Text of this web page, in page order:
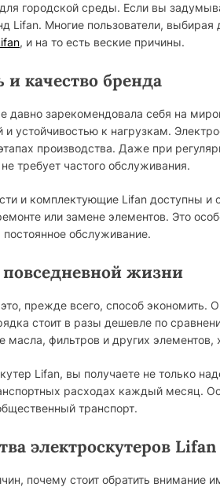
городской среды. Если вы
Lifan. Многие пользователи,
, и на то есть веские причины.
качество бренда
давно зарекомендовала себя на
устойчивостью к нагрузкам.
производства. Даже при
требует частого обслуживания.
и комплектующие Lifan доступны и
или замене элементов. Это
обслуживание.
жизни
прежде всего, способ экономить.
стоит в разы дешевле по
масла, фильтров и других
Lifan, вы получаете не только
расходах каждый месяц.
транспорт.
электроскутеров Lifan
почему стоит обратить внимание